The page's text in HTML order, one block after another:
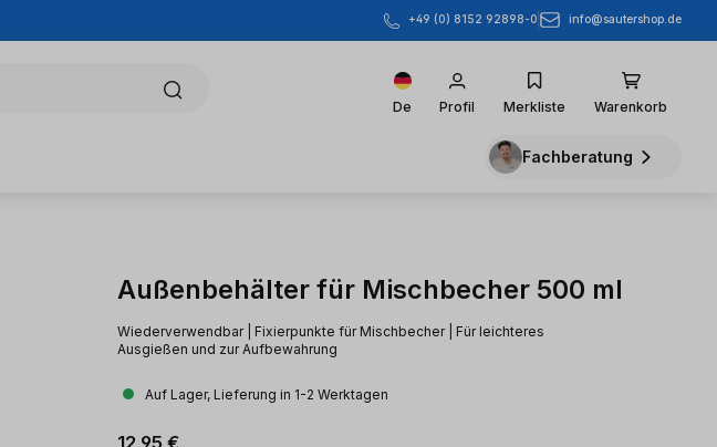
+49 (0) 8152 92898-0 info@sautershop.de
De Profil Merkliste Warenkorb
Fachberatung
Außenbehälter für Mischbecher 500 ml
Wiederverwendbar | Fixierpunkte für Mischbecher | Für leichteres
Ausgießen und zur Aufbewahrung
Auf Lager, Lieferung in 1-2 Werktagen
Regulärer Preis:
12,95 €